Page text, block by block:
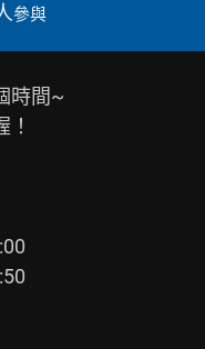
參與
時間~